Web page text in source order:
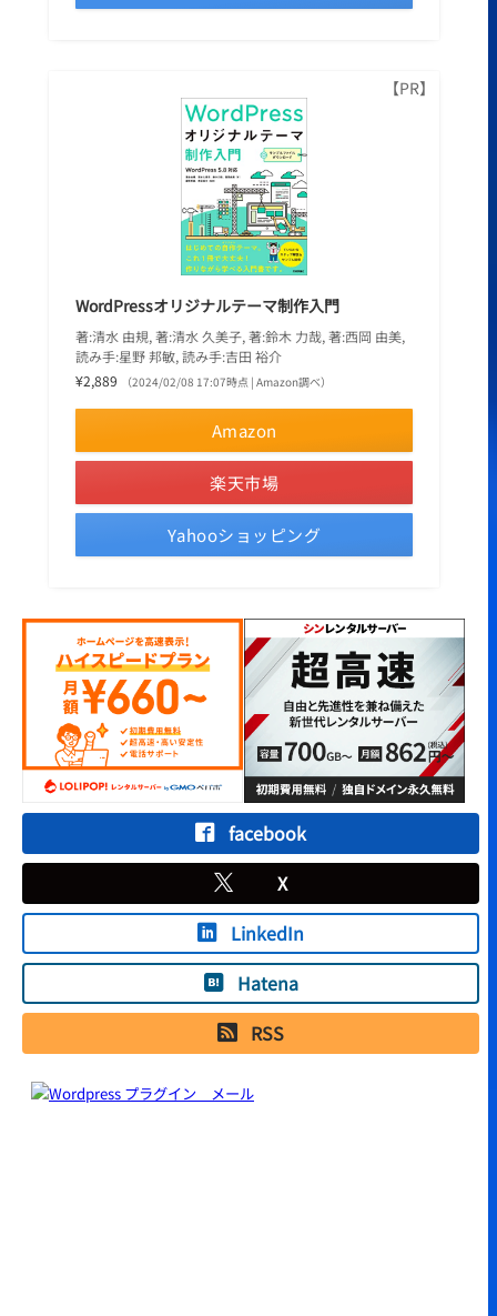
WordPressオリジナルテーマ制作入門
著:清水 由規, 著:清水 久美子, 著:鈴木 力哉, 著:西岡 由美,
読み手:星野 邦敏, 読み手:吉田 裕介
¥2,889
（2024/02/08 17:07時点 | Amazon調べ）
Amazon
楽天市場
Yahooショッピング
facebook
X
LinkedIn
Hatena
RSS